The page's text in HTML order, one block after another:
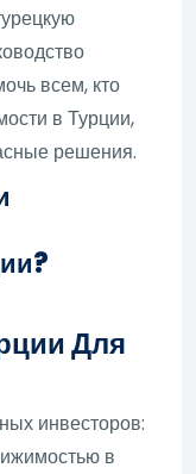
всем, кто
в Турции,
решения.
Для
инвесторов:
в